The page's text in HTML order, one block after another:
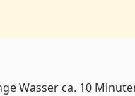
Wasser ca. 10